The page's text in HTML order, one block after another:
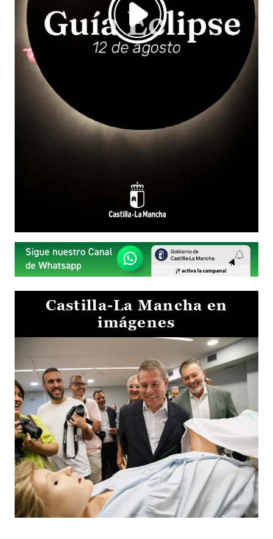
Castilla-La Mancha en
imágenes